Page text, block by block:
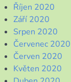
Říjen 2020
Září 2020
Srpen 2020
Červenec 2020
Červen 2020
Květen 2020